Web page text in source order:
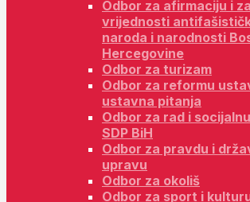
Odbor za afirmaciju i
vrijednosti
naroda i narodnosti
Hercegovine
Odbor za turizam
Odbor za reformu
ustavna pitanja
Odbor za rad i
SDP BiH
Odbor za pravdu i
upravu
Odbor za okoliš
Odbor za sport i